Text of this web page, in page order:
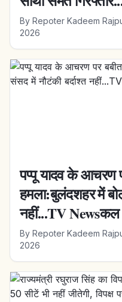
By Repoter Kadeem
2026
पप्पू यादव के आचरण
हमला:बुलंदशहर में
नहीं...TV
By Repoter Kadeem
2026